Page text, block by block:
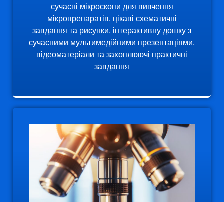
сучасні мікроскопи для вивчення
мікропрепаратів, цікаві схематичні
завдання та рисунки, інтерактивну дошку з
сучасними мультимедійними презентаціями,
відеоматеріали та захоплюючі практичні
завдання